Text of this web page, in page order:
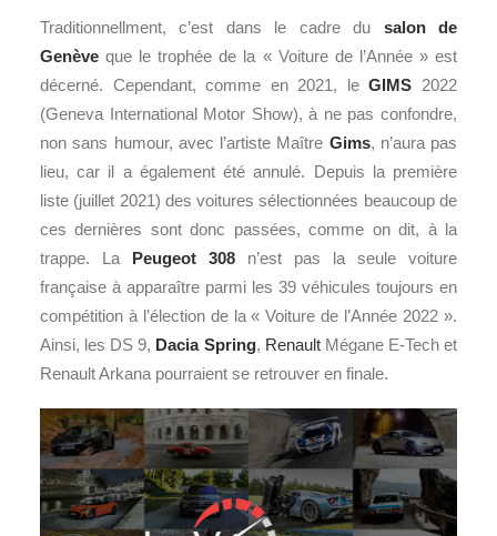
Traditionnellment, c’est dans le cadre du salon de
Genève que le trophée de la « Voiture de l’Année » est
décerné. Cependant, comme en 2021, leGIMS 2022
(Geneva International Motor Show), à ne pas confondre,
non sans humour, avec l’artiste Maître Gims, n’aura pas
lieu, car il a également été annulé. Depuis la première
liste (juillet 2021) des voitures sélectionnées beaucoup de
ces dernières sont donc passées, comme on dit, à la
trappe. La Peugeot 308 n’est pas la seule voiture
française à apparaître parmi les 39 véhicules toujours en
compétition à l’élection de la « Voiture de l’Année 2022 ».
Ainsi, les DS 9, Dacia Spring, RenaultMégane E-Tech et
Renault Arkana pourraient se retrouver en finale.